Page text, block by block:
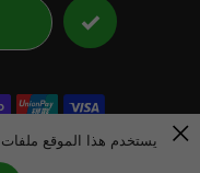
يستخدم هذا الموقع